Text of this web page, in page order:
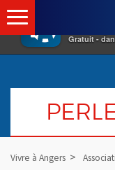
×
Gratuit -
Vivre à Angers